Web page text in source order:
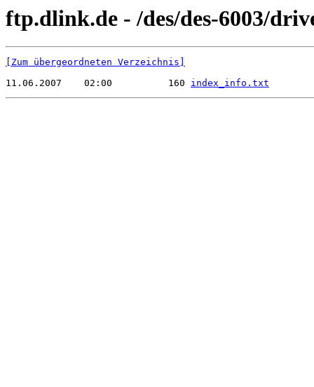
ftp.dlink.de - /des/des-6003/
[Zum übergeordneten Verzeichnis]
11.06.2007    02:00          160 index_info.txt